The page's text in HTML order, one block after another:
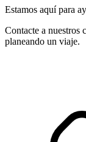
Estamos aquí para
Contacte a nuestros
planeando un viaje.